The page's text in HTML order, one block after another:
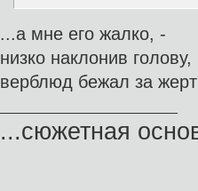
...а мне его жалко, -
низко наклонив
верблюд бежал за
...сюжетная